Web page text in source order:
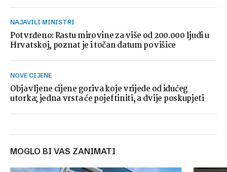
NAJAVILI MINISTRI
Potvrđeno: Rastu mirovine za više od 200.000 ljudi u
Hrvatskoj, poznat je i točan datum povišice
NOVE CIJENE
Objavljene cijene goriva koje vrijede od idućeg
utorka; jedna vrsta će pojeftiniti, a dvije poskupjeti
MOGLO BI VAS ZANIMATI